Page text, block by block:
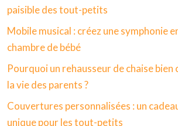
paisible des tout-petits
Mobile musical : créez une symphonie
chambre de bébé
Pourquoi un rehausseur de chaise
la vie des parents ?
Couvertures personnalisées : un
unique pour les tout-petits